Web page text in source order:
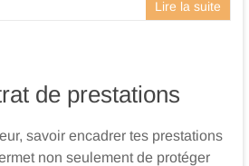
Lire la suite
de prestations
savoir encadrer tes prestations
non seulement de protéger